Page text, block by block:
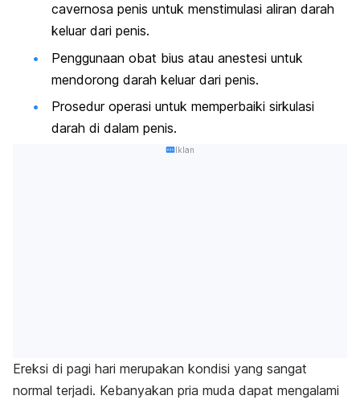
cavernosa penis untuk menstimulasi aliran darah
keluar dari penis.
Penggunaan obat bius atau anestesi untuk
mendorong darah keluar dari penis.
Prosedur operasi untuk memperbaiki sirkulasi
darah di dalam penis.
Iklan
Ereksi di pagi hari merupakan kondisi yang sangat
normal terjadi. Kebanyakan pria muda dapat mengalami